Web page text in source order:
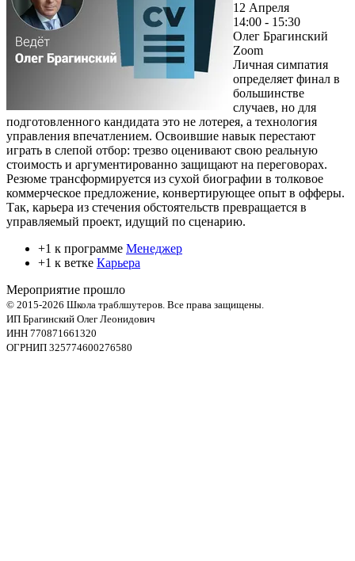
12 Апреля
14:00 - 15:30
Олег Брагинский
Zoom
Личная симпатия
определяет финал в
большинстве
случаев, но для
подготовленного кандидата это не лотерея, а технология
управления впечатлением. Освоившие навык перестают
играть в слепой отбор: трезво оценивают свою реальную
стоимость и аргументированно защищают на переговорах.
Резюме трансформируется из сухой биографии в толковое
коммерческое предложение, конвертирующее опыт в офферы.
Так, карьера из стечения обстоятельств превращается в
управляемый проект, идущий по сценарию.
+1 к программе Менеджер
+1 к ветке Карьера
Мероприятие прошло
© 2015-2026 Школа траблшутеров. Все права защищены.
ИП Брагинский Олег Леонидович
ИНН 770871661320
ОГРНИП 325774600276580